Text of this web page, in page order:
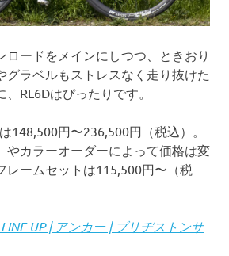
ロードをメインにしつつ、ときおり
グラベルもストレスなく走り抜けた
RL6Dはぴったりです。
148,500円〜236,500円（税込）。
やカラーオーダーによって価格は変
レームセットは115,500円〜（税
UP | アンカー | ブリヂストンサ